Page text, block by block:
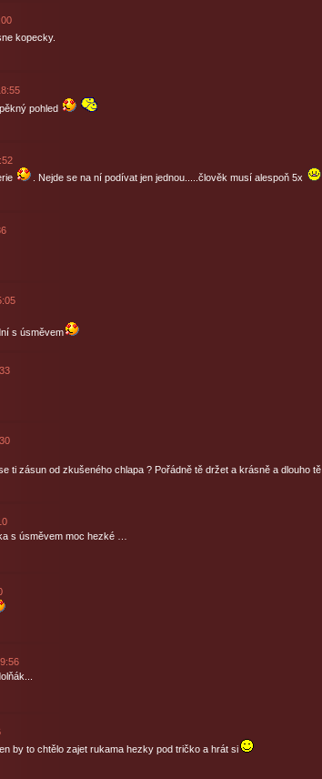
kopecky.
pohled
. Nejde se na ní podívat jen jednou.....člověk musí alespoň 5x
s úsměvem
ti zásun od zkušeného chlapa ? Pořádně tě držet a krásně a dlouho tě
s úsměvem moc hezké …
by to chtělo zajet rukama hezky pod tričko a hrát si